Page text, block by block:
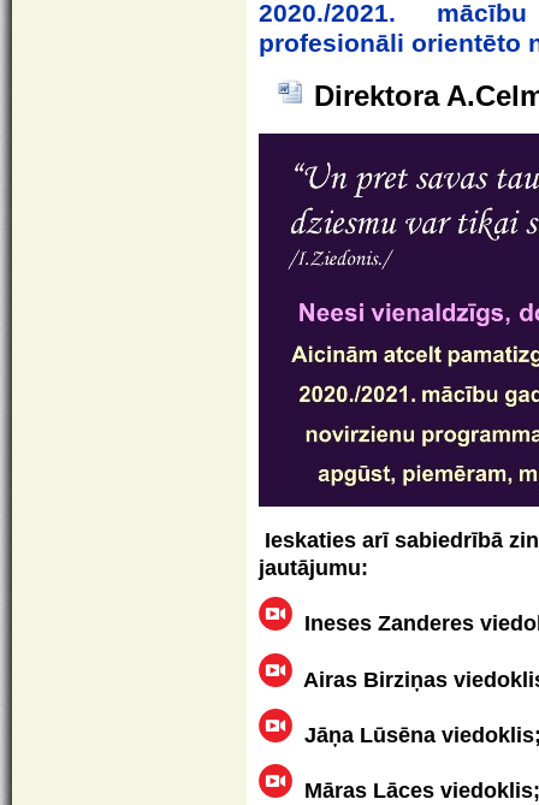
2020./2021.
profesionāli orientēto
Direktora
Ieskaties arī sabiedrībā
jautājumu:
Ineses Zanderes
Airas Birziņas
Jāņa Lūsēna
Māras Lāces viedoklis;